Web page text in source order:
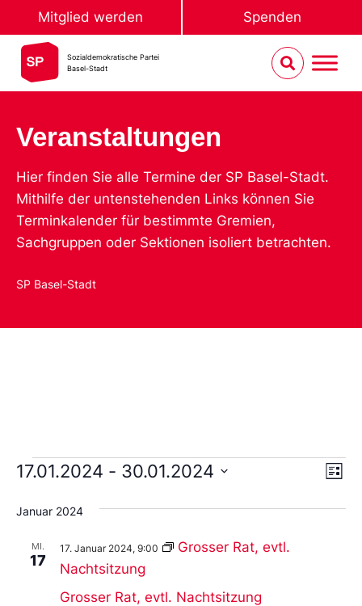
Mitglied werden Spenden
Sozialdemokratische Partei
Basel-Stadt
Veranstaltungen
Hier finden Sie alle Termine der SP Basel-Stadt.
Mithilfe der untenstehenden Links können Sie
Terminkalender für bestimmte Gremien,
Sachgruppen oder Sektionen isoliert betrachten.
SP Basel-Stadt
Liste
17.01.2024 - 30.01.2024
Sie
das
aus.
Januar 2024
MI.
17
Grosser Rat, evtl. Nachtsitzung
17. Januar 2024, 9:00
Grosser Rat, evtl.
Nachtsitzung